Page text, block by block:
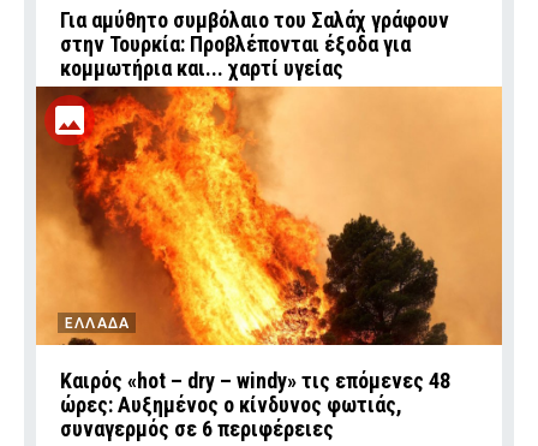
Για αμύθητο συμβόλαιο του Σαλάχ γράφουν
στην Τουρκία: Προβλέπονται έξοδα για
κομμωτήρια και... χαρτί υγείας
ΕΛΛΑΔΑ
Καιρός «hot – dry – windy» τις επόμενες 48
ώρες: Αυξημένος ο κίνδυνος φωτιάς,
συναγερμός σε 6 περιφέρειες